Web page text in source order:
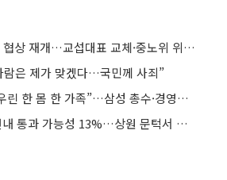
삼성전자 노사 18일 협상 재개…교섭대표 교체·중노위 위원장 직접 참관
람은 제가 맞겠다…국민께 사죄”
급거 귀국 이재용 “우린 한 몸 한 가족”…삼성 총수·경영진, 노조에 잇단 대화 손짓
美 클래리티 법안 연내 통과 가능성 13%…상원 문턱서 제동